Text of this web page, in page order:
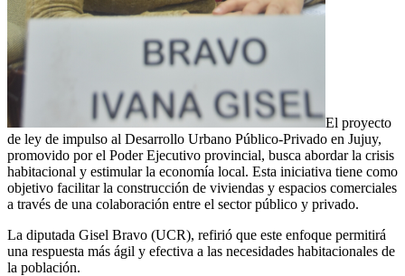
El proyecto
de ley de impulso al Desarrollo Urbano Público-Privado en Jujuy,
promovido por el Poder Ejecutivo provincial, busca abordar la crisis
habitacional y estimular la economía local. Esta iniciativa tiene como
objetivo facilitar la construcción de viviendas y espacios comerciales
a través de una colaboración entre el sector público y privado.
La diputada Gisel Bravo (UCR), refirió que este enfoque permitirá
una respuesta más ágil y efectiva a las necesidades habitacionales de
la población.